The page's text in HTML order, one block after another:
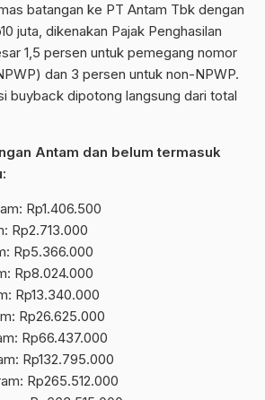
batangan ke PT Antam Tbk dengan
juta, dikenakan Pajak Penghasilan
1,5 persen untuk pemegang nomor
dan 3 persen untuk non-NPWP.
buyback dipotong langsung dari total
Antam dan belum termasuk
Rp1.406.500
Rp2.713.000
Rp5.366.000
Rp8.024.000
Rp13.340.000
Rp26.625.000
Rp66.437.000
Rp132.795.000
Rp265.512.000